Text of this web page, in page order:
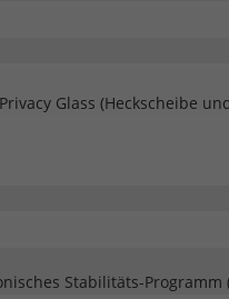
Glass (Heckscheibe
Stabilitäts-Programm